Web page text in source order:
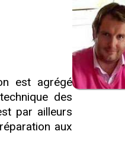
est agrégé
des
par ailleurs
aux